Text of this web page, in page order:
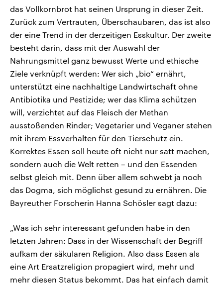
das Vollkornbrot hat seinen Ursprung in dieser Zeit.
Zurück zum Vertrauten, Überschaubaren, das ist also
der eine Trend in der derzeitigen Esskultur. Der zweite
besteht darin, dass mit der Auswahl der
Nahrungsmittel ganz bewusst Werte und ethische
Ziele verknüpft werden: Wer sich „bio“ ernährt,
unterstützt eine nachhaltige Landwirtschaft ohne
Antibiotika und Pestizide; wer das Klima schützen
will, verzichtet auf das Fleisch der Methan
ausstoßenden Rinder; Vegetarier und Veganer stehen
mit ihrem Essverhalten für den Tierschutz ein.
Korrektes Essen soll heute oft nicht nur satt machen,
sondern auch die Welt retten – und den Essenden
selbst gleich mit. Denn über allem schwebt ja noch
das Dogma, sich möglichst gesund zu ernähren. Die
Bayreuther Forscherin Hanna Schösler sagt dazu:
„Was ich sehr interessant gefunden habe in den
letzten Jahren: Dass in der Wissenschaft der Begriff
aufkam der säkularen Religion. Also dass Essen als
eine Art Ersatzreligion propagiert wird, mehr und
mehr diesen Status bekommt. Das hat einfach damit